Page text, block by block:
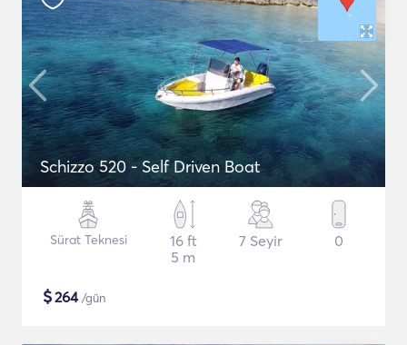
Schizzo 520 - Self Driven Boat
Sürat Teknesi
16 ft
5 m
7 Seyir 0
$264/gün